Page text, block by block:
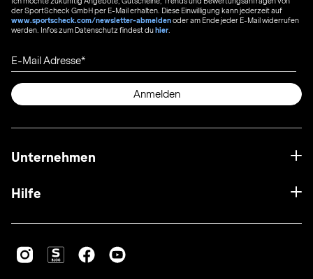
der SportScheck GmbH per E-Mail erhalten. Diese Einwilligung kann jederzeit auf
www.sportscheck.com/newsletter-abmeldenoder am Ende jeder E-Mail widerrufen
werden. Infos zum Datenschutz findest duhier
E-Mail Adresse
Anmelden
Unternehmen
Hilfe